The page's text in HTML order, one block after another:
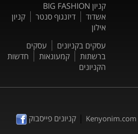
קניון BIG FASHION
אשדוד
דיזנגוף סנטר
קניון
אילון
עסקים בקניונים
עסקים
ברשתות
קמעונאות
חדשות
הקניונים
Kenyonim.com
|קניונים פייסבוק